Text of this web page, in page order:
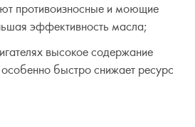
противоизносные и моющие
эффективность масла;
высокое содержание
быстро снижает ресурс